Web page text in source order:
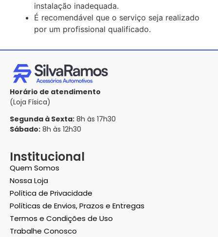
instalação inadequada.
É recomendável que o serviço seja realizado
por um profissional qualificado.
Horário de atendimento
(Loja Física)
Segunda à Sexta: 8h às 17h30
Sábado: 8h às 12h30
Institucional
Quem Somos
Nossa Loja
Política de Privacidade
Políticas de Envios, Prazos e Entregas
Termos e Condições de Uso
Trabalhe Conosco